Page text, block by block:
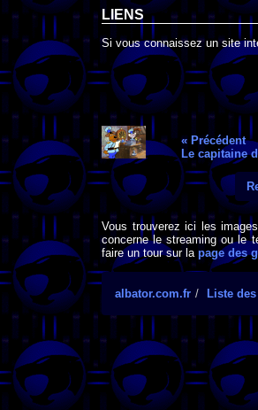
LIENS
Si vous connaissez un site
« Précédent
Le capitaine
Vous trouverez ici les
concerne le streaming ou le
faire un tour sur la page des
albator.com.fr Liste